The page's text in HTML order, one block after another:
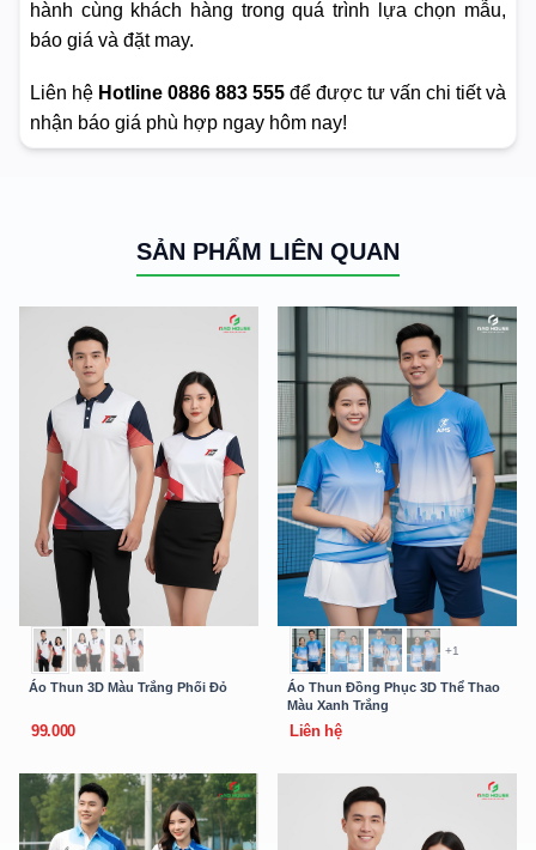
hành cùng khách hàng trong quá trình lựa chọn mẫu,
báo giá và đặt may.
Liên hệ Hotline 0886 883 555 để được tư vấn chi tiết và
nhận báo giá phù hợp ngay hôm nay!
SẢN PHẨM LIÊN QUAN
Áo Thun 3D Màu Trắng Phối Đỏ
99.000
+1
Áo Thun Đồng Phục 3D Thể Thao
Màu Xanh Trắng
Liên hệ